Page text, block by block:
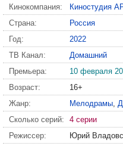
Кинокомпания:
Киностудия
Страна:
Россия
Год:
2022
ТВ Канал:
Домашний
Премьера:
10 февраля
Возраст:
16+
Жанр:
Мелодрамы,
Сколько серий:
4 серии
Режиссер:
Юрий